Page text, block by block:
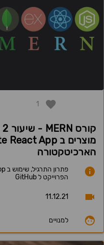
1
הארכיטקטורה
הפרוייקט ל GitHub
11.12.21
למנויים